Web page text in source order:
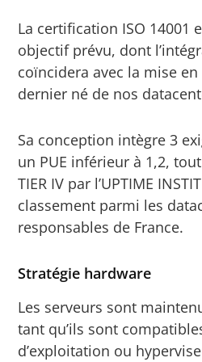
La certification ISO 14001
objectif prévu, dont
coïncidera avec la mise
dernier né de nos
Sa conception intègre 3
un PUE inférieur à 1,2,
TIER IV par l’UPTIME
classement parmi les
responsables de France.
Stratégie hardware
Les serveurs sont
tant qu’ils sont
d’exploitation ou